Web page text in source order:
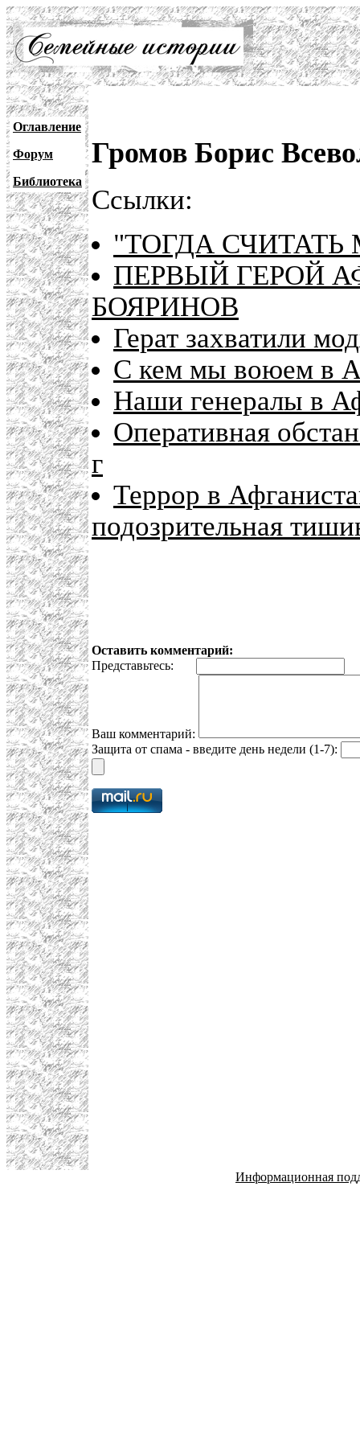
Оглавление
Форум
Библиотека
Громов Борис
Ссылки:
"ТОГДА
ПЕРВЫЙ ГЕРОЙ
БОЯРИНОВ
Герат захватили
С кем мы воюем в
Наши генералы в
Оперативная
г
Террор в
подозрительная
Оставить комментарий:
Представьтесь:
Ваш комментарий:
Защита от спама - введите день недели (1-7):
Информационная